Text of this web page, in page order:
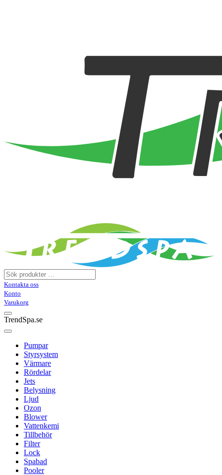
Kontakta oss
Konto
Varukorg
TrendSpa.se
Pumpar
Styrsystem
Värmare
Rördelar
Jets
Belysning
Ljud
Ozon
Blower
Vattenkemi
Tillbehör
Filter
Lock
Spabad
Pooler